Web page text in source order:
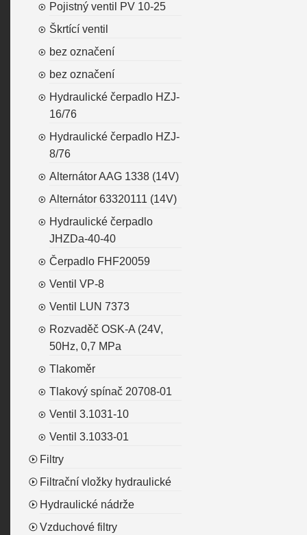
Pojistný ventil PV 10-25
Škrtící ventil
bez označení
bez označení
Hydraulické čerpadlo HZJ-
16/76
Hydraulické čerpadlo HZJ-
8/76
Alternátor AAG 1338 (14V)
Alternátor 63320111 (14V)
Hydraulické čerpadlo
JHZDa-40-40
Čerpadlo FHF20059
Ventil VP-8
Ventil LUN 7373
Rozvaděč OSK-A (24V,
50Hz, 0,7 MPa
Tlakoměr
Tlakový spínač 20708-01
Ventil 3.1031-10
Ventil 3.1033-01
Filtry
Filtrační vložky hydraulické
Hydraulické nádrže
Vzduchové filtry